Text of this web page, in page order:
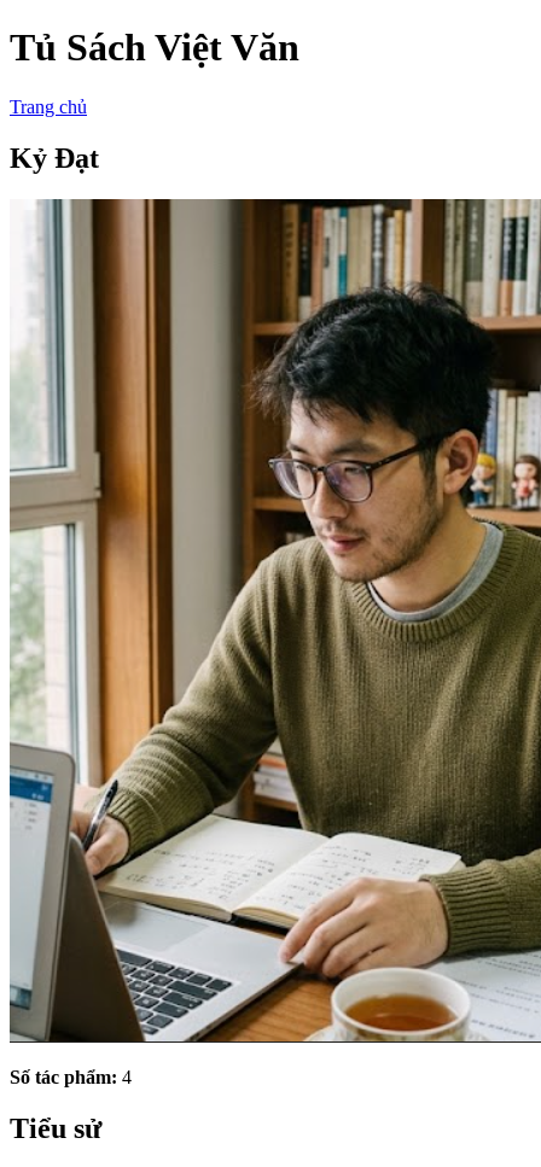
Tủ Sách Việt Văn
Trang chủ
Kỷ Đạt
Số tác phẩm: 4
Tiểu sử